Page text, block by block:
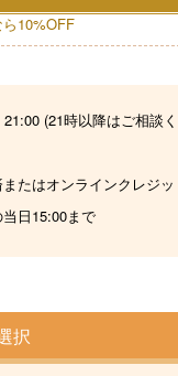
10%OFF
21:00 (21時以降はご相談
たはオンラインクレジッ
日15:00まで
択